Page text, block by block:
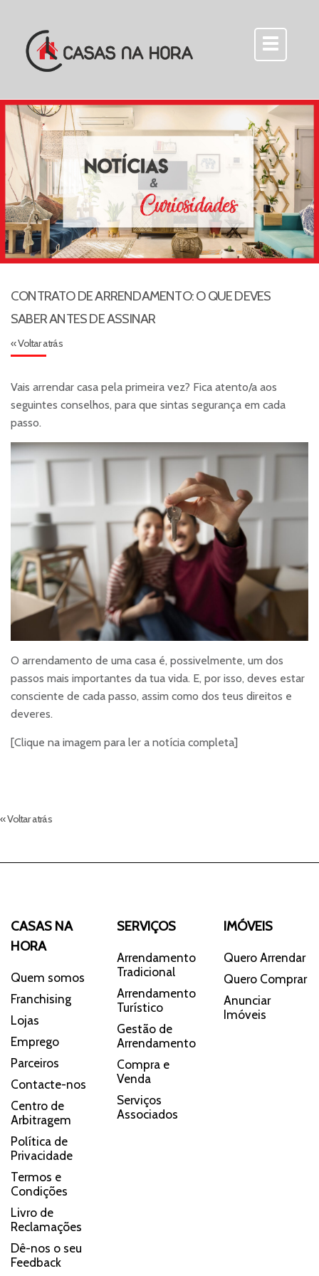
CONTRATO DE ARRENDAMENTO: O QUE DEVES
SABER ANTES DE ASSINAR
« Voltar atrás
Vais arrendar casa pela primeira vez? Fica atento/a aos
seguintes conselhos, para que sintas segurança em cada
passo.
O arrendamento de uma casa é, possivelmente, um dos
passos mais importantes da tua vida. E, por isso, deves estar
consciente de cada passo, assim como dos teus direitos e
deveres.
[Clique na imagem para ler a notícia completa]
« Voltar atrás
CASAS NA
HORA
Quem somos
Franchising
Lojas
Emprego
Parceiros
Contacte-nos
Centro de
Arbitragem
Política de
Privacidade
Termos e
Condições
Livro de
Reclamações
Dê-nos o seu
Feedback
SERVIÇOS
Arrendamento
Tradicional
Arrendamento
Turístico
Gestão de
Arrendamento
Compra e
Venda
Serviços
Associados
IMÓVEIS
Quero Arrendar
Quero Comprar
Anunciar
Imóveis